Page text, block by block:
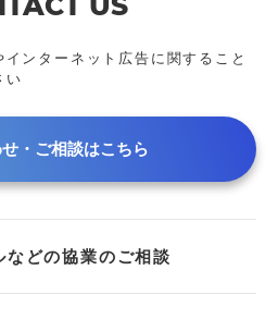
ンターネット広告に 関すること
い
・ご相談はこちら
などの協業のご相談